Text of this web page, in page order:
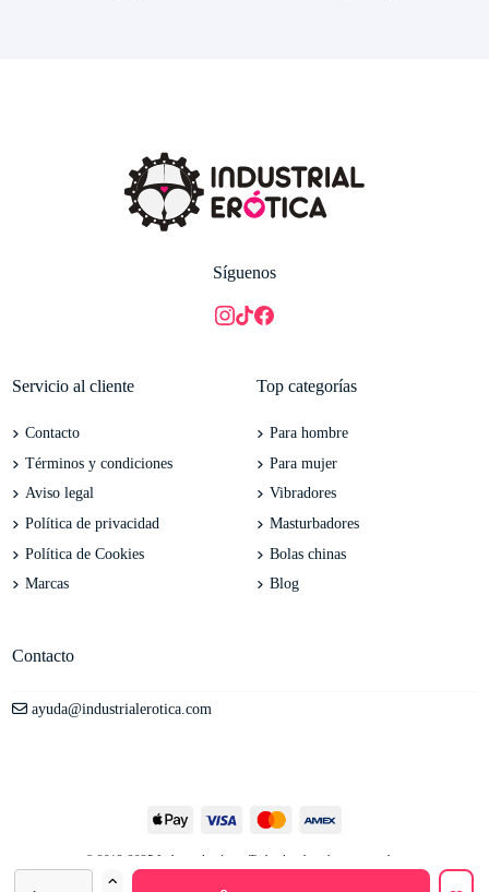
Síguenos
Servicio al cliente
Contacto
Términos y condiciones
Aviso legal
Política de privacidad
Política de Cookies
Marcas
Top categorías
Para hombre
Para mujer
Vibradores
Masturbadores
Bolas chinas
Blog
Contacto
ayuda@industrialerotica.com
© 2012-2025 Industrial erótica. Todos los derechos reservados.